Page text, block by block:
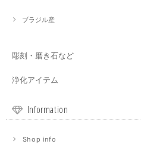
ブラジル産
彫刻・磨き石など
浄化アイテム
Information
Shop info